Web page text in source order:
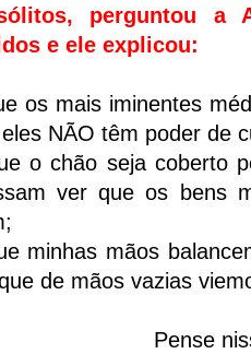
perguntou a
e ele explicou:
os mais iminentes
NÃO têm poder de
o chão seja coberto
ver que os bens
minhas mãos
de mãos vazias
Pense